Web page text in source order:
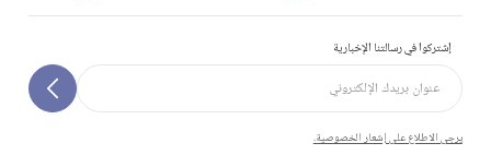
إشتركوا في رسالتنا الإخبارية
يرجى الاطلاع على إشعار الخصوصية.